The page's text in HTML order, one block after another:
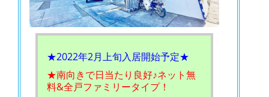
★2022年2月上旬入居開始予定★
★南向きで日当たり良好♪ネット無
料&全戸ファミリータイプ！